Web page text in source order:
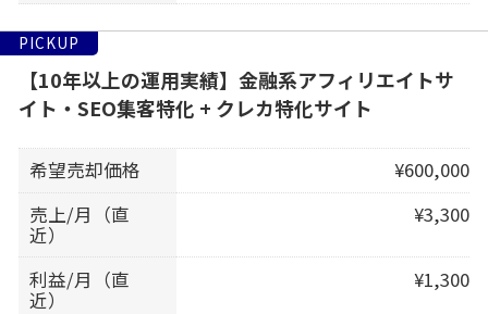
PICKUP
【10年以上の運用実績】金融系アフィリエイトサ
イト・SEO集客特化 + クレカ特化サイト
希望売却価格
¥600,000
売上/月（直
近）
¥3,300
利益/月（直
近）
¥1,300